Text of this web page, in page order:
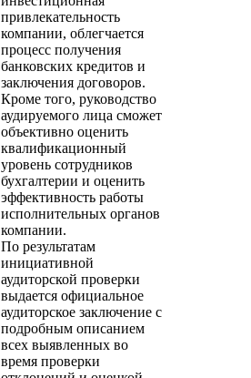
привлекательность
компании, облегчается
процесс получения
банковских кредитов и
заключения договоров.
Кроме того, руководство
аудируемого лица сможет
объективно оценить
квалификационный
уровень сотрудников
бухгалтерии и оценить
эффективность работы
исполнительных органов
компании.
По результатам
инициативной
аудиторской проверки
выдается официальное
аудиторское заключение с
подробным описанием
всех выявленных во
время проверки